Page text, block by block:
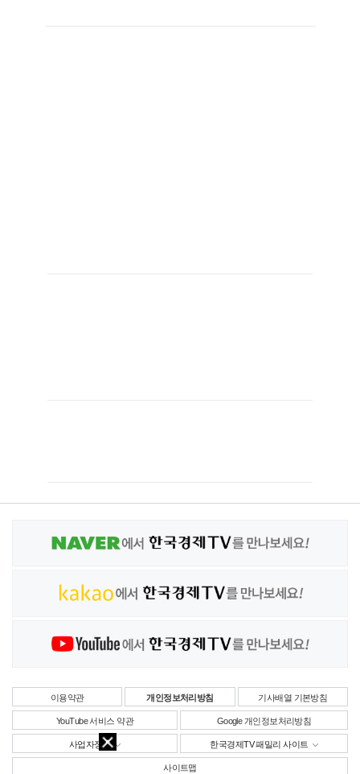
이용약관 개인정보처리방침 기사배열 기본방침
YouTube 서비스 약관 Google 개인정보처리방침
사업자정보 한국경제TV 패밀리 사이트
사이트맵